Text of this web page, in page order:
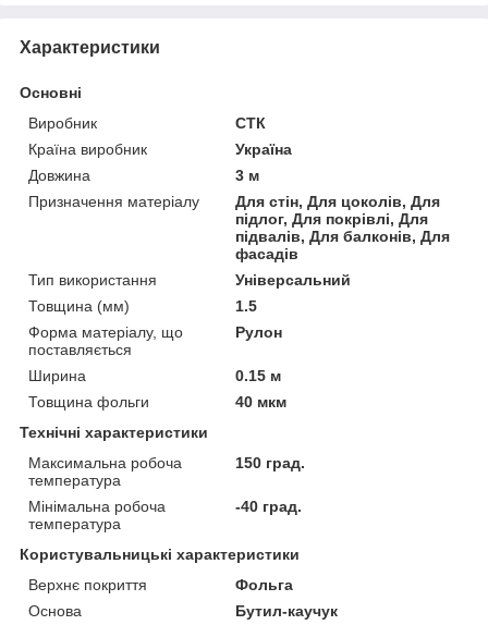
Характеристики
Основні
Виробник
СТК
Країна виробник
Україна
Довжина
3 м
Призначення матеріалу
Для стін, Для цоколів, Для
підлог, Для покрівлі, Для
підвалів, Для балконів, Для
фасадів
Тип використання
Універсальний
Товщина (мм)
1.5
Форма матеріалу, що
поставляється
Рулон
Ширина
0.15 м
Товщина фольги
40 мкм
Технічні характеристики
Максимальна робоча
температура
150 град.
Мінімальна робоча
температура
-40 град.
Користувальницькі характеристики
Верхнє покриття
Фольга
Основа
Бутил-каучук